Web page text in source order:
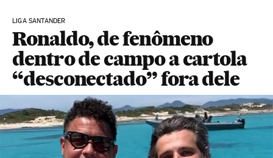
LIGA SANTANDER
Ronaldo, de fenômeno
dentro de campo a cartola
“desconectado” fora dele